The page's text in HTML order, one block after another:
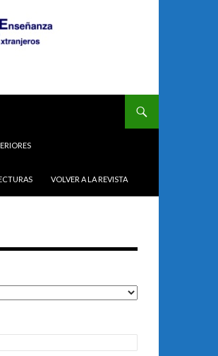
VOLVER A LA REVISTA